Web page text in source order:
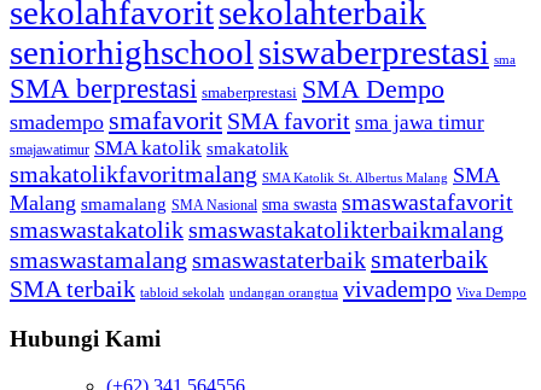
sekolahfavoritsekolahterbaik
seniorhighschool siswaberprestasi sma
SMA berprestasi smaberprestasi SMA Dempo
smadempo smafavorit SMA favorit sma jawa timur
smajawatimur SMA katolik smakatolik
smakatolikfavoritmalang SMA Katolik St. Albertus Malang SMA
Malang smamalang SMA Nasional sma swasta smaswastafavorit
smaswastakatoliksmaswastakatolikterbaikmalang
smaswastamalang smaswastaterbaik smaterbaik
SMA terbaik tabloid sekolah undangan orangtua vivadempo Viva Dempo
Hubungi Kami
(+62) 341 564556